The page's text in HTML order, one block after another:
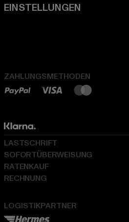
ZAHLUNGSMETHODEN
LOGISTIKPARTNER
LASTSCHRIFT
SOFORTÜBERWEISUNG
RATENKAUF
RECHNUNG